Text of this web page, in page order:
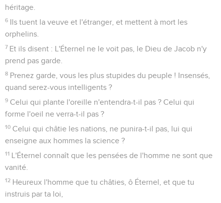
héritage.
6 Ils tuent la veuve et l'étranger, et mettent à mort les
orphelins.
7 Et ils disent : L'Éternel ne le voit pas, le Dieu de Jacob n'y
prend pas garde.
8 Prenez garde, vous les plus stupides du peuple ! Insensés,
quand serez-vous intelligents ?
9 Celui qui plante l'oreille n'entendra-t-il pas ? Celui qui
forme l'oeil ne verra-t-il pas ?
10 Celui qui châtie les nations, ne punira-t-il pas, lui qui
enseigne aux hommes la science ?
11 L'Éternel connaît que les pensées de l'homme ne sont que
vanité.
12 Heureux l'homme que tu châties, ô Éternel, et que tu
instruis par ta loi,